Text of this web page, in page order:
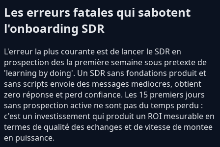
Les erreurs fatales qui sabotent
l'onboarding SDR
L'erreur la plus courante est de lancer le SDR en
prospection des la première semaine sous pretexte de
'learning by doing'. Un SDR sans fondations produit et
sans scripts envoie des messages mediocres, obtient
zero réponse et perd confiance. Les 15 premiers jours
sans prospection active ne sont pas du temps perdu :
c'est un investissement qui produit un ROI mesurable en
termes de qualité des echanges et de vitesse de montee
en puissance.